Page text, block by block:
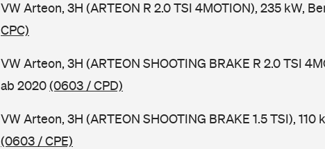
VW Arteon, 3H (ARTEON R 2.0 TSI 4MOTION), 235 kW,
CPC)
VW Arteon, 3H (ARTEON SHOOTING BRAKE R 2.0 TSI
ab 2020(0603 / CPD)
VW Arteon, 3H (ARTEON SHOOTING BRAKE 1.5 TSI), 110
(0603 / CPE)